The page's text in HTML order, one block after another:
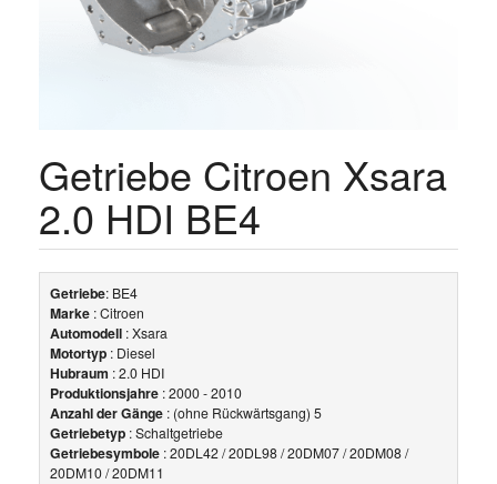
Getriebe Citroen Xsara
2.0 HDI BE4
Getriebe: BE4
Marke : Citroen
Automodell : Xsara
Motortyp : Diesel
Hubraum : 2.0 HDI
Produktionsjahre : 2000 - 2010
Anzahl der Gänge : (ohne Rückwärtsgang) 5
Getriebetyp : Schaltgetriebe
Getriebesymbole : 20DL42 / 20DL98 / 20DM07 / 20DM08 /
20DM10 / 20DM11